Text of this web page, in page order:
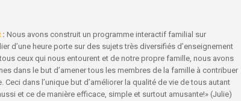
: Nous avons construit un programme interactif familial sur
d’une heure porte sur des sujets très diversifiés d’enseignement
ceux qui nous entourent et de notre propre famille, nous avons
dans le but d’amener tous les membres de la famille à contribuer
dans l’unique but d’améliorer la qualité de vie de tous autant
et ce de manière efficace, simple et surtout amusante!» (Julie)